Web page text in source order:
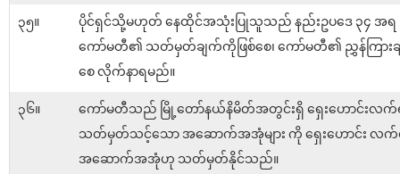
၃၅။
ပိုင်ရှင်သို့မဟုတ် နေထိုင်အသုံးပြုသူသည် နည်းဥပဒေ ၃၄ အရ
ကော်မတီ၏ သတ်မှတ်ချက်ကိုဖြစ်စေ၊ ကော်မတီ၏ ညွှန်ကြားခ
စေ လိုက်နာရမည်။
၃၆။
ကော်မတီသည် မြို့တော်နယ်နိမိတ်အတွင်းရှိ ရှေးဟောင်းလက်ရ
သတ်မှတ်သင့်သော အဆောက်အအုံများ ကို ရှေးဟောင်း လက်
အဆောက်အအုံဟု သတ်မှတ်နိုင်သည်။